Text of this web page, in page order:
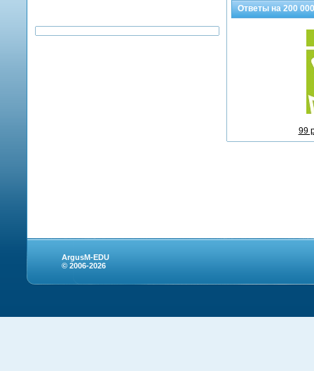
Ответы на200 000
99
ArgusM-EDU
© 2006-2026